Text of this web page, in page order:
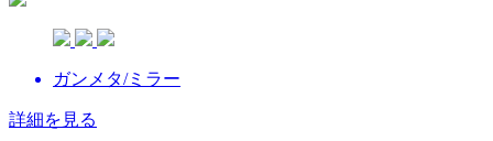
ガンメタ/ミラー
詳細を見る